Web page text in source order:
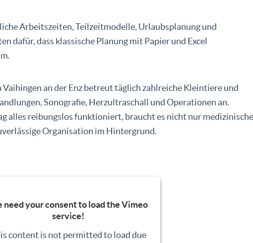
Arbeitszeiten, Teilzeitmodelle, Urlaubsplanung und
dafür, dass klassische Planung mit Papier und Excel
an der Enz betreut täglich zahlreiche Kleintiere und
Sonografie, Herzultraschall und Operationen an.
alles reibungslos funktioniert, braucht es nicht nur medizinische
Organisation im Hintergrund.
need your consent to load the Vimeo
service!
content is not permitted to load due